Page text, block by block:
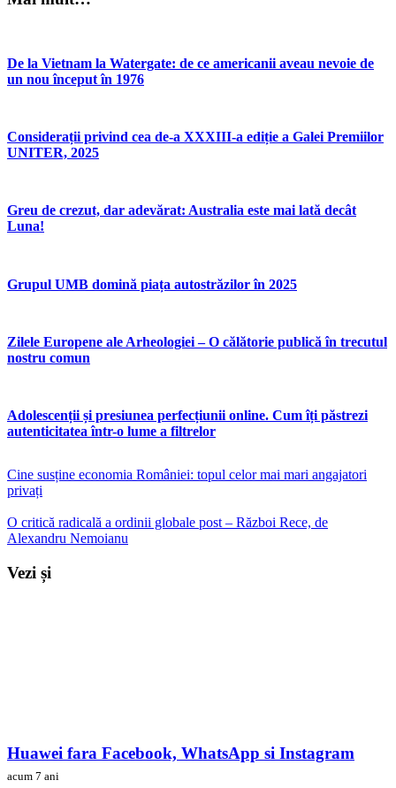
De la Vietnam la Watergate: de ce americanii aveau nevoie de
un nou început în 1976
Considerații privind cea de-a XXXIII-a ediție a Galei Premiilor
UNITER, 2025
Greu de crezut, dar adevărat: Australia este mai lată decât
Luna!
Grupul UMB domină piața autostrăzilor în 2025
Zilele Europene ale Arheologiei – O călătorie publică în trecutul
nostru comun
Adolescenții și presiunea perfecțiunii online. Cum îți păstrezi
autenticitatea într-o lume a filtrelor
Cine susține economia României: topul celor mai mari angajatori
privați
O critică radicală a ordinii globale post – Război Rece, de
Alexandru Nemoianu
Vezi și
Huawei fara Facebook, WhatsApp si Instagram
acum 7 ani